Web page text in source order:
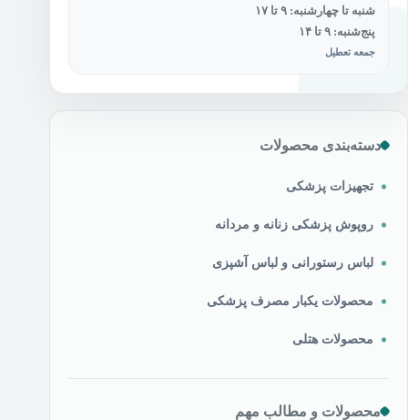
شنبه تا چهارشنبه: ۹ تا ۱۷
پنج‌شنبه: ۹ تا ۱۴
جمعه تعطیل
دسته‌بندی محصولات
تجهیزات پزشکی
روپوش پزشکی زنانه و مردانه
لباس رستورانی و لباس آشپزی
محصولات یکبار مصرف پزشکی
محصولات هتلی
محصولات و مطالب مهم